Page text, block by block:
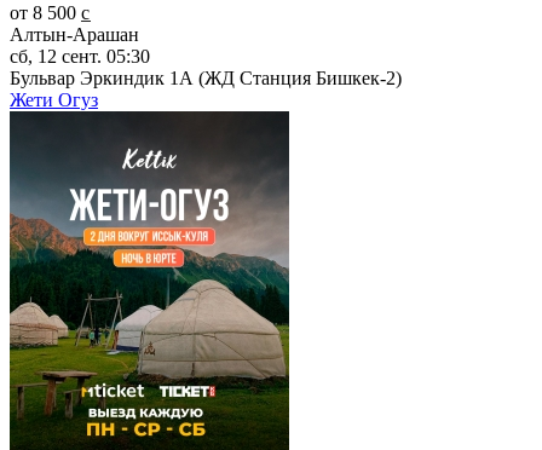
от 8 500 c̲
Алтын-Арашан
сб, 12 сент. 05:30
Бульвар Эркиндик 1А (ЖД Станция Бишкек-2)
Жети Огуз